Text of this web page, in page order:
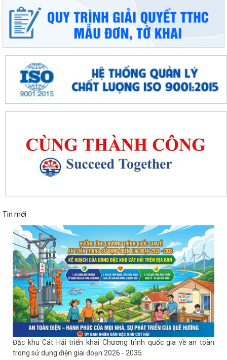
Tin mới
Đặc khu Cát Hải triển khai Chương trình quốc gia về an toàn
trong sử dụng điện giai đoạn 2026 - 2035